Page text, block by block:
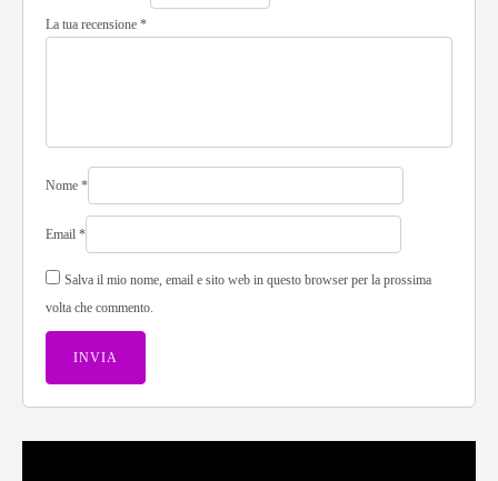
La tua recensione *
Nome *
Email *
Salva il mio nome, email e sito web in questo browser per la prossima
volta che commento.